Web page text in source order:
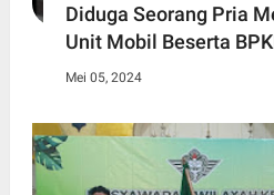
Diduga Seorang Pria
Unit Mobil Beserta
Mei 05, 2024